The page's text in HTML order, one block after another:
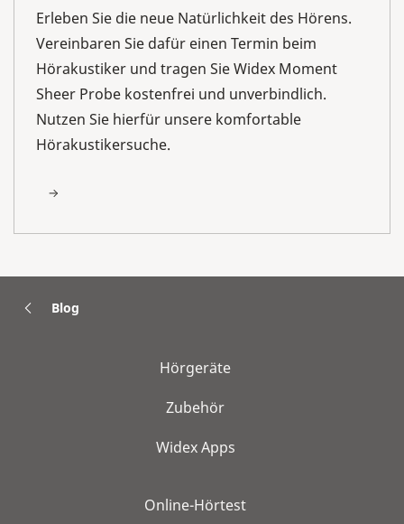
Erleben Sie die neue Natürlichkeit des Hörens.
Vereinbaren Sie dafür einen Termin beim
Hörakustiker und tragen Sie Widex Moment
Sheer Probe kostenfrei und unverbindlich.
Nutzen Sie hierfür unsere komfortable
Hörakustikersuche.
Blog
Hörgeräte
Zubehör
Widex Apps
Online-Hörtest